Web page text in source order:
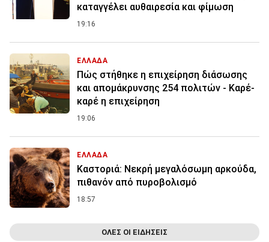
καταγγέλει αυθαιρεσία και φίμωση
19:16
ΕΛΛΑΔΑ
Πώς στήθηκε η επιχείρηση διάσωσης
και απομάκρυνσης 254 πολιτών - Καρέ-
καρέ η επιχείρηση
19:06
ΕΛΛΑΔΑ
Καστοριά: Νεκρή μεγαλόσωμη αρκούδα,
πιθανόν από πυροβολισμό
18:57
ΟΛΕΣ ΟΙ ΕΙΔΗΣΕΙΣ